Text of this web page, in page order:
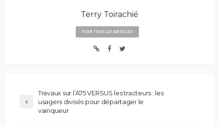
Terry Toirachié
VOIR TOUS LES ARTICLES
Travaux sur l’A75 VERSUS les tracteurs : les
usagers divisés pour départager le
vainqueur